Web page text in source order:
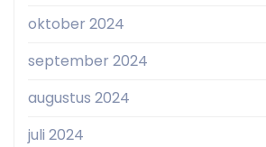
oktober 2024
september 2024
augustus 2024
juli 2024